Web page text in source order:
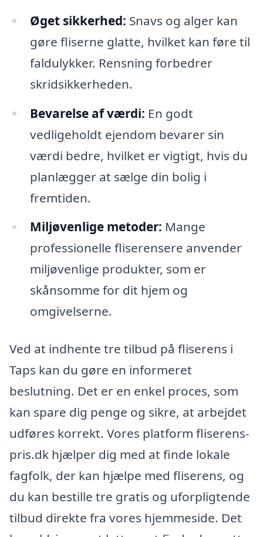
Øget sikkerhed: Snavs og alger kan
gøre fliserne glatte, hvilket kan føre til
faldulykker. Rensning forbedrer
skridsikkerheden.
Bevarelse af værdi: En godt
vedligeholdt ejendom bevarer sin
værdi bedre, hvilket er vigtigt, hvis du
planlægger at sælge din bolig i
fremtiden.
Miljøvenlige metoder: Mange
professionelle fliserensere anvender
miljøvenlige produkter, som er
skånsomme for dit hjem og
omgivelserne.
Ved at indhente tre tilbud på fliserens i
Taps kan du gøre en informeret
beslutning. Det er en enkel proces, som
kan spare dig penge og sikre, at arbejdet
udføres korrekt. Vores platform fliserens-
pris.dk hjælper dig med at finde lokale
fagfolk, der kan hjælpe med fliserens, og
du kan bestille tre gratis og uforpligtende
tilbud direkte fra vores hjemmeside. Det